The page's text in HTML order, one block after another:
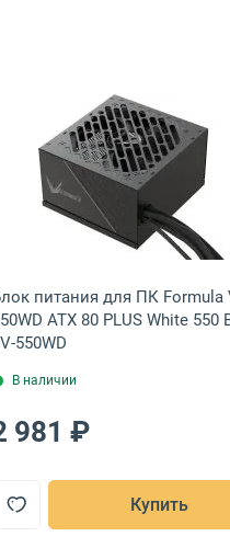
Вт, EX260641RUS-PC
для ПК HSPD HST-400WN
Открыть
питания для ПК Formula
ATX 80 PLUS White 550
550WD
В наличии
981 ₽
Купить